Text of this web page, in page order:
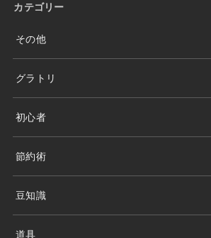
カテゴリー
その他
グラトリ
初心者
節約術
豆知識
道具